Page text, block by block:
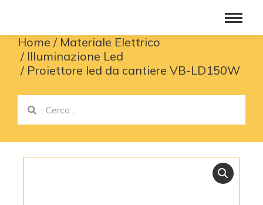
You are here:
Home
Materiale Elettrico
Illuminazione Led
Proiettore led da cantiere VB-LD150W